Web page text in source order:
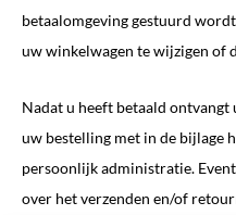
betaalomgeving gestuurd
uw winkelwagen te wijzigen of
Nadat u heeft betaald ontvangt
uw bestelling met in de bijlage
persoonlijk administratie.
over het verzenden en/of